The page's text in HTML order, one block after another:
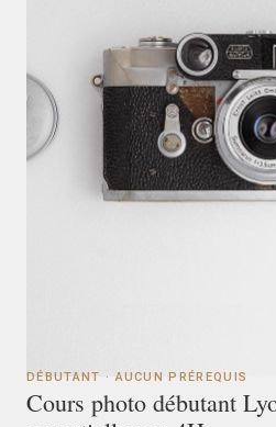
DÉBUTANT · AUCUN PRÉREQUIS
Cours photo débutant